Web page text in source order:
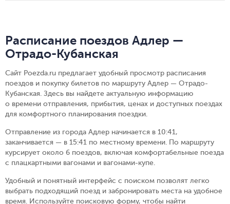
Расписание поездов Адлер —
Отрадо-Кубанская
Сайт Poezda.ru предлагает удобный просмотр расписания
поездов и покупку билетов по маршруту Адлер — Отрадо-
Кубанская. Здесь вы найдете актуальную информацию
о времени отправления, прибытия, ценах и доступных поездах
для комфортного планирования поездки.
Отправление из города Адлер начинается в 10:41,
заканчивается — в 15:41 по местному времени. По маршруту
курсирует около 6 поездов, включая комфортабельные поезда
с плацкартными вагонами и вагонами-купе.
Удобный и понятный интерфейс с поиском позволят легко
выбрать подходящий поезд и забронировать места на удобное
время. Используйте поисковую форму, чтобы найти